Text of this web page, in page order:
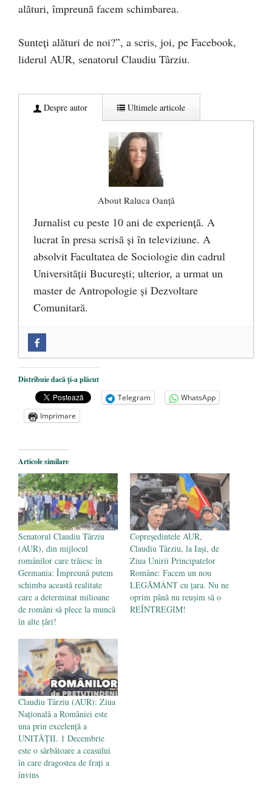
alături, împreună facem schimbarea.
Sunteți alături de noi?”, a scris, joi, pe Facebook,
liderul AUR, senatorul Claudiu Târziu.
Despre autor Ultimele articole
About Raluca Oanță
Jurnalist cu peste 10 ani de experiență. A
lucrat în presa scrisă și în televiziune. A
absolvit Facultatea de Sociologie din cadrul
Universității București; ulterior, a urmat un
master de Antropologie și Dezvoltare
Comunitară.
Mănăstirea „Sfânta Ana” Rohia. Părintele
Nicolae Steinhardt, comemorat la 102 ani
de la naștere - 29 iulie 2024
„Carnea cultivată” în laborator, tot mai
comercializare în UE
Părintele mărturisitor Constantin
Voicescu, pomenit, duminică, la
Mănăstirea Cernica - 27 iulie 2024
Distribuie dacă ți-a plăcut
Telegram
WhatsApp
Imprimare
Articole similare
Senatorul Claudiu Târziu
(AUR), din mijlocul
românilor care trăiesc în
Germania: Împreună putem
schimba această realitate
care a determinat milioane
de români să plece la muncă
în alte țări!
Copreședintele AUR,
Claudiu Târziu, la Iași, de
Ziua Unirii Principatelor
Române: Facem un nou
LEGĂMÂNT cu țara. Nu ne
oprim până nu reușim să o
REÎNTREGIM!
Claudiu Târziu (AUR): Ziua
Națională a României este
una prin excelență a
UNITĂȚII. 1 Decembrie
este o sărbătoare a ceasului
în care dragostea de frați a
învins